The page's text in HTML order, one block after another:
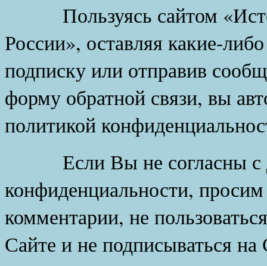
Пользуясь сайтом
России», оставляя какие-
подписку или отправив
форму обратной связи, вы
политикой
Если Вы не согласны с
конфиденциальности,
комментарии, не
Сайте и не подписываться на